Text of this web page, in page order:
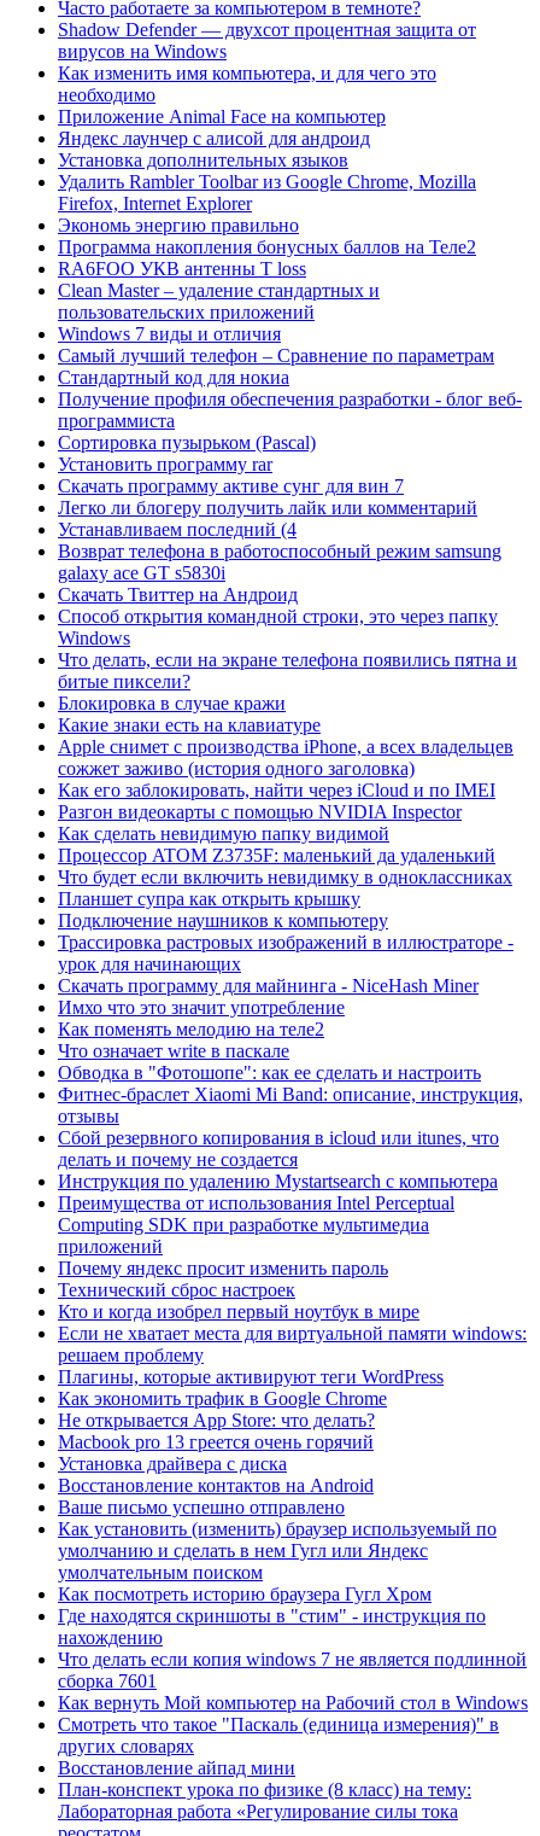
Часто работаете за компьютером в темноте?
Shadow Defender — двухсот процентная защита от
вирусов на Windows
Как изменить имя компьютера, и для чего это
необходимо
Приложение Animal Face на компьютер
Яндекс лаунчер с алисой для андроид
Установка дополнительных языков
Удалить Rambler Toolbar из Google Chrome, Mozilla
Firefox, Internet Explorer
Экономь энергию правильно
Программа накопления бонусных баллов на Теле2
RA6FOO УКВ антенны T loss
Clean Master – удаление стандартных и
пользовательских приложений
Windows 7 виды и отличия
Самый лучший телефон – Сравнение по параметрам
Стандартный код для нокиа
Получение профиля обеспечения разработки - блог веб-
программиста
Сортировка пузырьком (Pascal)
Установить программу rar
Скачать программу активе сунг для вин 7
Легко ли блогеру получить лайк или комментарий
Устанавливаем последний (4
Возврат телефона в работоспособный режим samsung
galaxy ace GT s5830i
Скачать Твиттер на Андроид
Способ открытия командной строки, это через папку
Windows
Что делать, если на экране телефона появились пятна и
битые пиксели?
Блокировка в случае кражи
Какие знаки есть на клавиатуре
Apple снимет с производства iPhone, а всех владельцев
сожжет заживо (история одного заголовка)
Как его заблокировать, найти через iCloud и по IMEI
Разгон видеокарты с помощью NVIDIA Inspector
Как сделать невидимую папку видимой
Процессор ATOM Z3735F: маленький да удаленький
Что будет если включить невидимку в одноклассниках
Планшет супра как открыть крышку
Подключение наушников к компьютеру
Трассировка растровых изображений в иллюстраторе -
урок для начинающих
Скачать программу для майнинга - NiceHash Miner
Имхо что это значит употребление
Как поменять мелодию на теле2
Что означает write в паскале
Обводка в "Фотошопе": как ее сделать и настроить
Фитнес-браслет Xiaomi Mi Band: описание, инструкция,
отзывы
Сбой резервного копирования в icloud или itunes, что
делать и почему не создается
Инструкция по удалению Mystartsearch с компьютера
Преимущества от использования Intel Perceptual
Computing SDK при разработке мультимедиа
приложений
Почему яндекс просит изменить пароль
Технический сброс настроек
Кто и когда изобрел первый ноутбук в мире
Если не хватает места для виртуальной памяти windows:
решаем проблему
Плагины, которые активируют теги WordPress
Как экономить трафик в Google Chrome
Не открывается App Store: что делать?
Macbook pro 13 греется очень горячий
Установка драйвера с диска
Восстановление контактов на Android
Ваше письмо успешно отправлено
Как установить (изменить) браузер используемый по
умолчанию и сделать в нем Гугл или Яндекс
умолчательным поиском
Как посмотреть историю браузера Гугл Хром
Где находятся скриншоты в "стим" - инструкция по
нахождению
Что делать если копия windows 7 не является подлинной
сборка 7601
Как вернуть Мой компьютер на Рабочий стол в Windows
Смотреть что такое "Паскаль (единица измерения)" в
других словарях
Восстановление айпад мини
План-конспект урока по физике (8 класс) на тему:
Лабораторная работа «Регулирование силы тока